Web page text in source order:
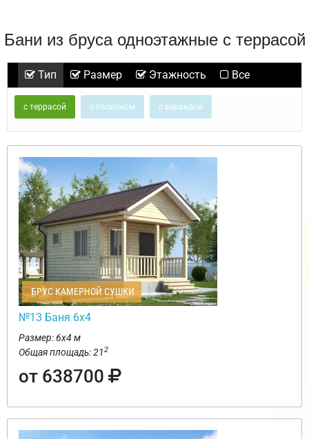
Бани из бруса одноэтажные с террасой
Тип Размер Этажность Все
с террасой с балконом с верандой
БРУС КАМЕРНОЙ СУШКИ
№13 Баня 6х4
Размер: 6х4 м
Общая площадь: 212
от 638700